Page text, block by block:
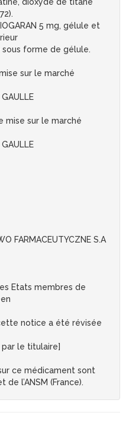
dioxyde de titane
5 mg, gélule et
forme de gélule.
sur le marché
GAULLE
mise sur le marché
GAULLE
FARMACEUTYCZNE S.A
Etats membres de
notice a été révisée
le titulaire]
ce médicament sont
l’ANSM (France).